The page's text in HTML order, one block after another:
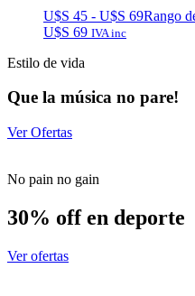
U$S 45 - U$S 69Rango
U$S 69 IVA inc
Estilo de vida
Que la música no pare!
Ver Ofertas
No pain no gain
30% off en deporte
Ver ofertas